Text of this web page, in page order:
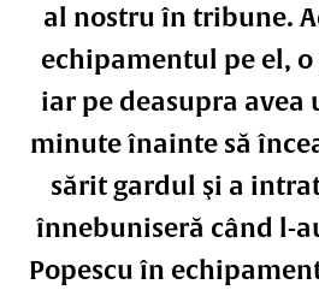
al nostru în tribune.
echipamentul pe el,
iar pe deasupra avea
minute înainte să
sărit gardul şi a
înnebuniseră când l-
Popescu în